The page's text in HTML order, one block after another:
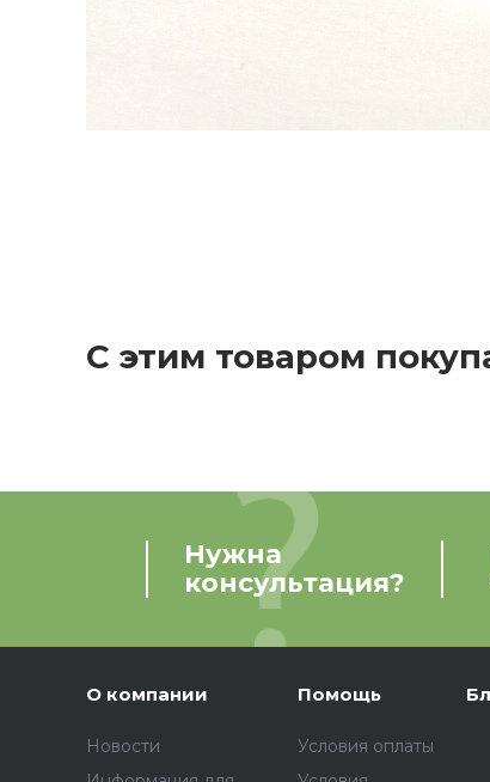
С этим товаром
Нужна
консультация?
О компании
Новости
Помощь
Условия оплаты